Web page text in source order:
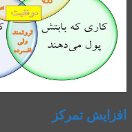
افزایش تمرکز